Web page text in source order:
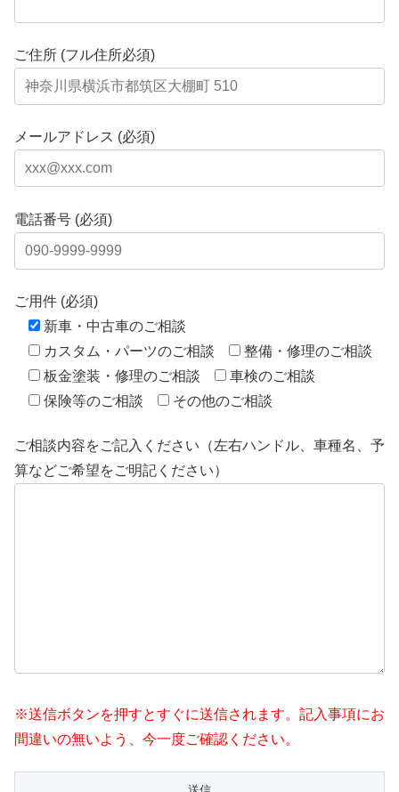
ご住所 (フル住所必須)
メールアドレス (必須)
電話番号 (必須)
ご用件 (必須)
新車・中古車のご相談
カスタム・パーツのご相談
整備・修理のご相談
板金塗装・修理のご相談
車検のご相談
保険等のご相談
その他のご相談
ご相談内容をご記入ください（左右ハンドル、車種名、予
算などご希望をご明記ください）
※送信ボタンを押すとすぐに送信されます。記入事項にお
間違いの無いよう、今一度ご確認ください。